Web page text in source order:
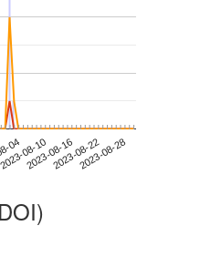
0408-10
2023-08-162023-08-222023-08-28